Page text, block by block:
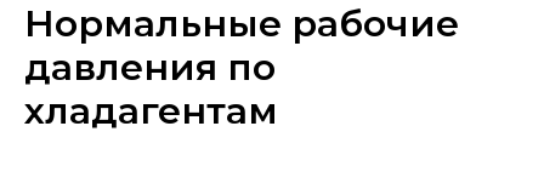
Нормальные рабочие
давления по
хладагентам